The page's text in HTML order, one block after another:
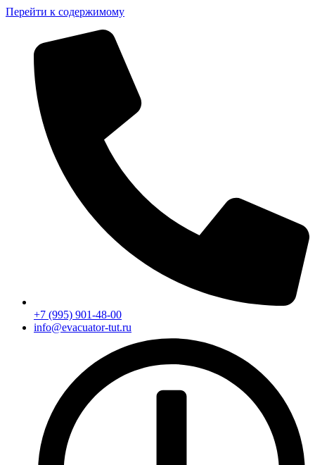
Перейти к содержимому
+7 (995) 901-48-00
info@evacuator-tut.ru